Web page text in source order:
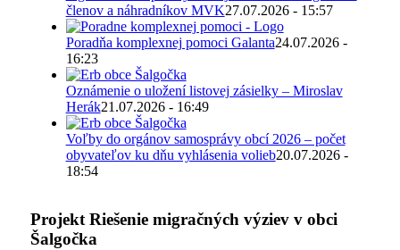
členov a náhradníkov MVK27.07.2026 - 15:57
Poradňa komplexnej pomoci Galanta24.07.2026 -
16:23
Oznámenie o uložení listovej zásielky – Miroslav
Herák21.07.2026 - 16:49
Voľby do orgánov samosprávy obcí 2026 – počet
obyvateľov ku dňu vyhlásenia volieb20.07.2026 -
18:54
Projekt Riešenie migračných výziev v obci
Šalgočka